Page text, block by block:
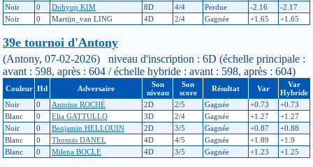
Noir
0 Dohyup KIM 8D 4/4 Perdue -2.16
-2.17
Noir
0 Martijn_van LING 4D 2/4 Gagnée +1.65 +1.65
39e tournoi d'Antony
(Antony, 07-02-2026) niveau d'inscription : 6D (échelle principale :
avant : 598, après : 604 / échelle hybride : avant : 598, après : 604)
Couleur Hd Adversaire
Son
niveau
Son
score
Résultat Var
Var
Hybride
Noir
0 Antoine ROCHÉ 2D 2/5 Gagnée +0.73
+0.73
Blanc
0 Elia GATTULLO 3D 2/4 Gagnée +1.27
+1.27
Noir
0 Benjamin HELLOUIN 2D 3/5 Gagnée +0.87
+0.88
Blanc
0 Thomas DANEL 4D 4/5 Gagnée +1.89
+1.9
Blanc
0 Milena BOCLE 4D 3/5 Gagnée +1.23 +1.25